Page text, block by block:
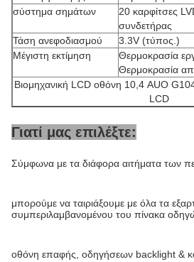
σύστημα σημάτων
20 καρφίτσες
συνδετήρας
Τάση ανεφοδιασμού
3.3V (τύπος.)
Μέγιστη εκτίμηση
Θερμοκρασία
Θερμοκρασία
Βιομηχανική LCD οθόνη 10,4 AUO
LCD
Γιατί μας επιλέξτε:
Σύμφωνα με τα διάφορα αιτήματα των
μπορούμε να ταιριάξουμε με όλα τα
συμπεριλαμβανομένου του πίνακα
οθόνη επαφής, οδηγήσεων backlight &